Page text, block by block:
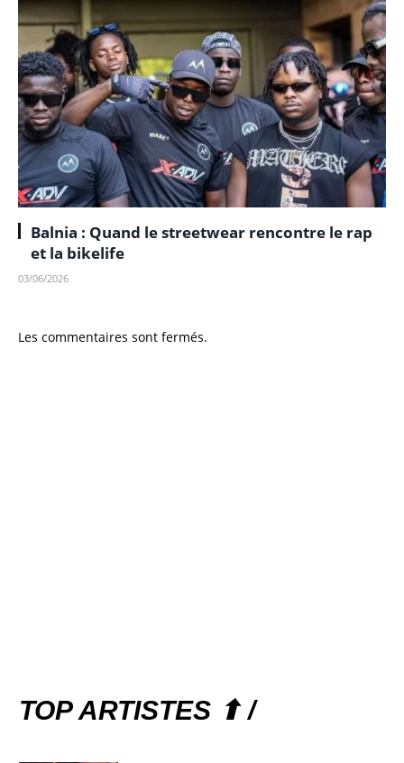
Balnia : Quand le streetwear rencontre le rap
et la bikelife
03/06/2026
Les commentaires sont fermés.
TOP ARTISTES ⬆ /